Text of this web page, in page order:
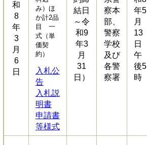
和
8
年
3
月
6
日
み）ほ
か計2品
目 一
式（単
価契
約）
入札公
告
入札説
明書
申請書
等様式
結日
～令
和9
年3
月
31
日）
察本
部、
警察
学校
及び
各警
察署
年5
月
13
日
午
後5
時